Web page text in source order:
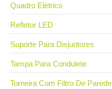
Quadro Elétrico
Refletor LED
Suporte Para Disjuntores
Tampa Para Condulete
Torneira Com Filtro De Parede